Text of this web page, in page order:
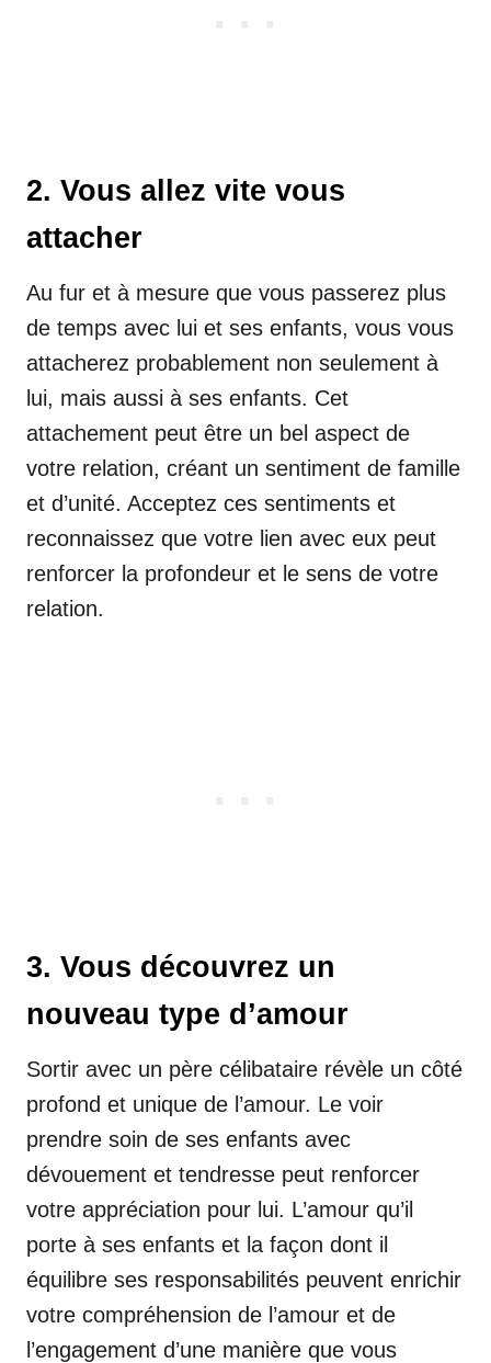
2. Vous allez vite vous
attacher
Au fur et à mesure que vous passerez plus
de temps avec lui et ses enfants, vous vous
attacherez probablement non seulement à
lui, mais aussi à ses enfants. Cet
attachement peut être un bel aspect de
votre relation, créant un sentiment de famille
et d’unité. Acceptez ces sentiments et
reconnaissez que votre lien avec eux peut
renforcer la profondeur et le sens de votre
relation.
3. Vous découvrez un
nouveau type d’amour
Sortir avec un père célibataire révèle un côté
profond et unique de l’amour. Le voir
prendre soin de ses enfants avec
dévouement et tendresse peut renforcer
votre appréciation pour lui. L’amour qu’il
porte à ses enfants et la façon dont il
équilibre ses responsabilités peuvent enrichir
votre compréhension de l’amour et de
l’engagement d’une manière que vous